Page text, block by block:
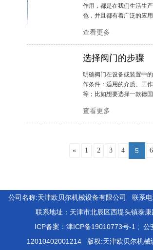
作用，都是在我们生活生
色，并且都有着广泛的应用
查看更多
选择阀门的步骤
明确阀门在设备或装置中
作条件：适用的介质、工
等；比如想要选择一款德国
查看更多
« 1 2 3 4 5 6
公司名称:天津欧贝尔机械设备有限公司 联系
联系地址：天津市北辰区西堤头镇泰
ICP备案： 津ICP备19010773号-1 ; 公
12010402001214 版权:天津欧贝尔机械